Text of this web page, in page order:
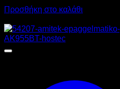
Προσθήκη στο καλάθι